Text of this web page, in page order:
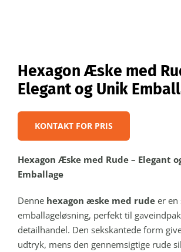
Hexagon Æske med
Elegant og Unik
KONTAKT FOR PRIS
Hexagon Æske med Rude – Elegant
Emballage
Denne hexagon æske med rude er en
emballageløsning, perfekt til
detailhandel. Den sekskantede form
udtryk, mens den gennemsigtige rude